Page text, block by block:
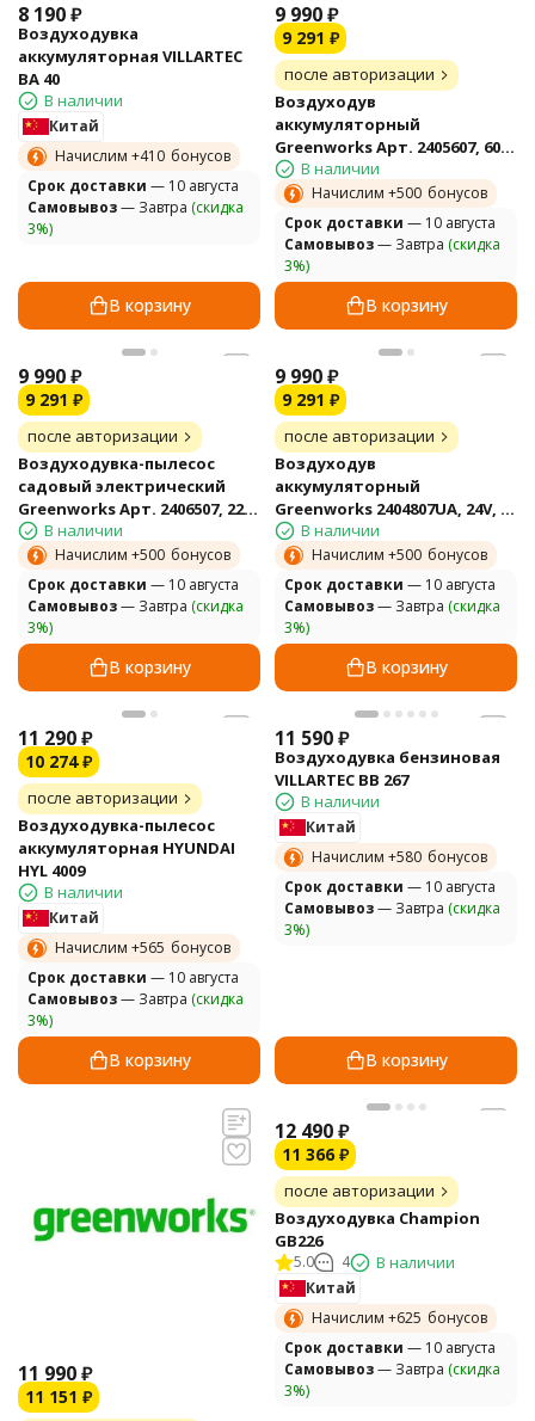
8 190₽
Воздуходувка
аккумуляторная VILLARTEC
BA 40
В наличии
Китай
Начислим +410 бонусов
Cрок доставки — 10 августа
Самовывоз— Завтра (скидка
3%)
В корзину
9 990₽
9 291 ₽
после авторизации
Воздуходув
аккумуляторный
Greenworks Арт. 2405607, 60V,
бесщеточный, без АКБ и ЗУ
В наличии
Начислим +500 бонусов
Cрок доставки — 10 августа
Самовывоз— Завтра (скидка
3%)
В корзину
9 990₽
9 291 ₽
после авторизации
Воздуходувка-пылесос
садовый электрический
Greenworks Арт. 2406507, 220
В, 3000 Вт
В наличии
Начислим +500 бонусов
Cрок доставки — 10 августа
Самовывоз— Завтра (скидка
3%)
В корзину
9 990₽
9 291 ₽
после авторизации
Воздуходув
аккумуляторный
Greenworks 2404807UA, 24V, с
АКБ 2 А*ч и ЗУ
В наличии
Начислим +500 бонусов
Cрок доставки — 10 августа
Самовывоз— Завтра (скидка
3%)
В корзину
11 290₽
10 274 ₽
после авторизации
Воздуходувка-пылесос
аккумуляторная HYUNDAI
HYL 4009
В наличии
Китай
Начислим +565 бонусов
Cрок доставки — 10 августа
Самовывоз— Завтра (скидка
3%)
В корзину
11 590₽
Воздуходувка бензиновая
VILLARTEC BB 267
В наличии
Китай
Начислим +580 бонусов
Cрок доставки — 10 августа
Самовывоз— Завтра (скидка
3%)
В корзину
11 990₽
11 151 ₽
12 490₽
11 366 ₽
после авторизации
Воздуходувка Champion
GB226
5.0 4 В наличии
Китай
Начислим +625 бонусов
Cрок доставки — 10 августа
Самовывоз— Завтра (скидка
3%)